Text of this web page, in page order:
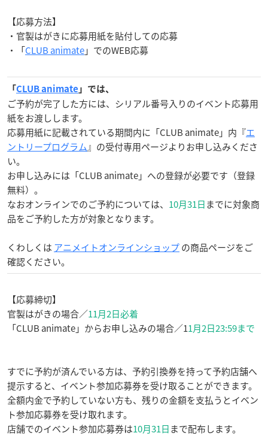
【応募方法】
・官製はがきに応募用紙を貼付しての応募
・「CLUB animate」でのWEB応募
「 CLUB animate 」では、
ご予約が完了した方には、シリアル番号入りのイベント応募用
紙をお渡しします。
応募用紙に記載されている期間内に「CLUB animate」内『エ
ントリープログラム』の受付専用ページよりお申し込みくださ
い。
お申し込みには「CLUB animate」への登録が必要です（登録
無料）。
なおオンラインでのご予約については、 10月31日までに対象商
品をご予約した方が対象となります。
くわしくは アニメイトオンラインショップの商品ページをご
確認ください。
【応募締切】
官製はがきの場合／11月2日必着
「CLUB animate」からお申し込みの場合／11月2日23:59まで
すでに予約が済んでいる方は、予約引換券を持って予約店舗へ
提示すると、イベント参加応募券を受け取ることができます。
全額内金で予約していない方も、残りの金額を支払うとイベン
ト参加応募券を受け取れます。
店舗でのイベント参加応募券は10月31日まで配布します。